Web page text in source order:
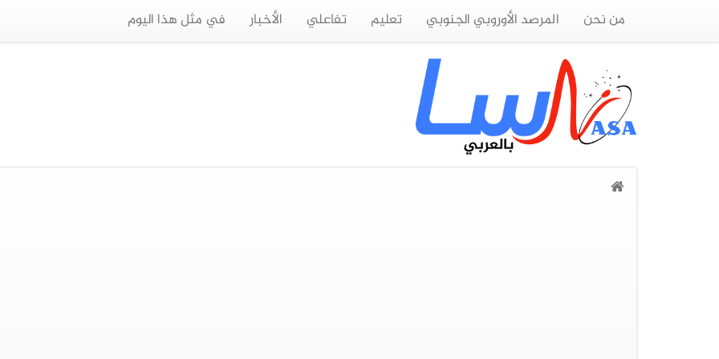
من نحن المرصد الأوروبي الجنوبي تعليم تفاعلي الأخبار في مثل هذا اليوم